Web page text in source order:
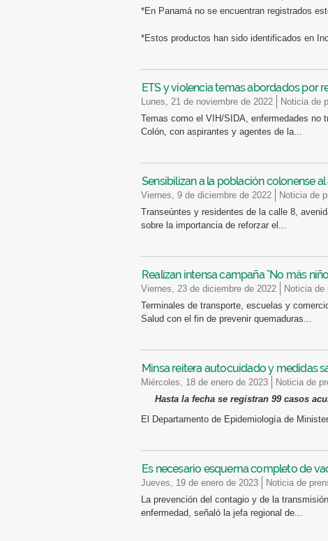
*En Panamá no se encuentran registrados
*Estos productos han sido identificados en
ETS y violencia temas abordados por
lunes, 21 de noviembre de 2022
Noticia de
Temas como el VIH/SIDA, enfermedades no
Colón, con aspirantes y agentes de la...
Sensibilizan a la población colonense
viernes, 9 de diciembre de 2022
Noticia de
Transeúntes y residentes de la calle 8,
sobre la importancia de reforzar el...
Realizan intensa campaña "No más
viernes, 23 de diciembre de 2022
Noticia de
Terminales de transporte, escuelas y
Salud con el fin de prevenir quemaduras...
Minsa reitera autocuidado y medidas
miércoles, 18 de enero de 2023
Noticia de
Hasta la fecha se registran 99 casos
El Departamento de Epidemiología de
Es necesario esquema completo de
jueves, 19 de enero de 2023
Noticia de
La prevención del contagio y de la
enfermedad, señaló la jefa regional de...